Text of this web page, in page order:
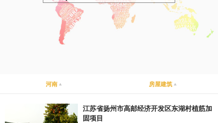
桥梁支座系统河南 房屋建筑
江苏省扬州市高邮经济开发区东湖村植筋加
固项目